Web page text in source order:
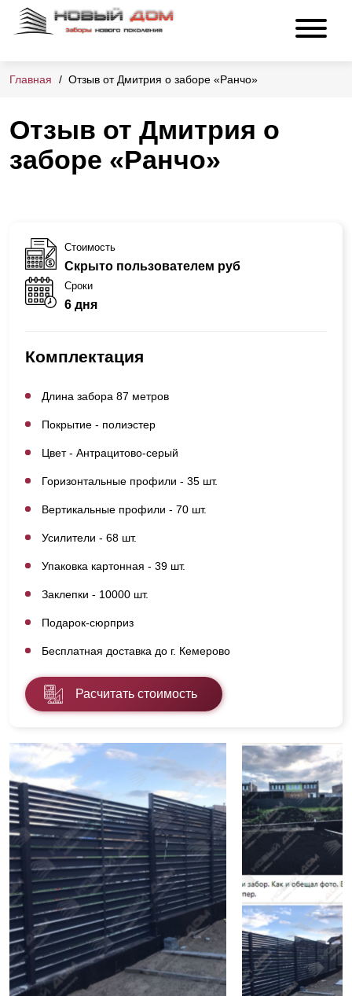
Главная Отзыв от Дмитрия о заборе «Ранчо»
Отзыв от Дмитрия о
заборе «Ранчо»
Стоимость
Скрыто пользователем руб
Сроки
6 дня
Комплектация
Длина забора 87 метров
Покрытие - полиэстер
Цвет - Антрацитово-серый
Горизонтальные профили - 35 шт.
Вертикальные профили - 70 шт.
Усилители - 68 шт.
Упаковка картонная - 39 шт.
Заклепки - 10000 шт.
Подарок-сюрприз
Бесплатная доставка до г. Кемерово
Расчитать стоимость